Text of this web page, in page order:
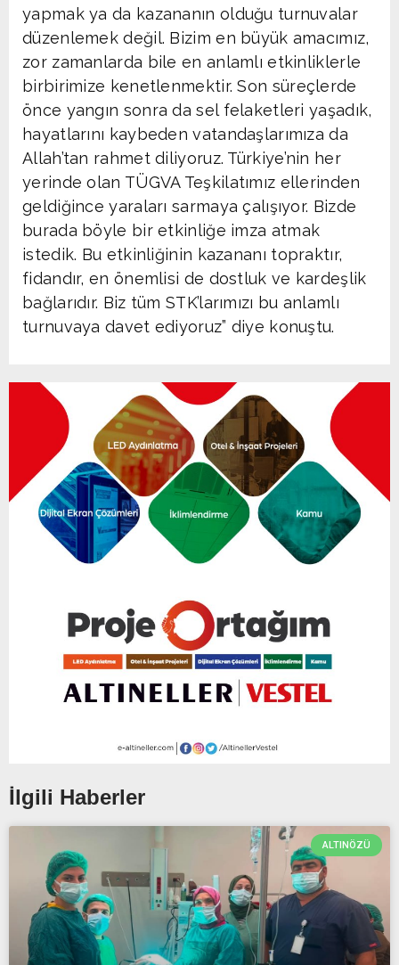
yapmak ya da kazananın olduğu turnuvalar
düzenlemek değil. Bizim en büyük amacımız,
zor zamanlarda bile en anlamlı etkinliklerle
birbirimize kenetlenmektir. Son süreçlerde
önce yangın sonra da sel felaketleri yaşadık,
hayatlarını kaybeden vatandaşlarımıza da
Allah’tan rahmet diliyoruz. Türkiye’nin her
yerinde olan TÜGVA Teşkilatımız ellerinden
geldiğince yaraları sarmaya çalışıyor. Bizde
burada böyle bir etkinliğe imza atmak
istedik. Bu etkinliğinin kazananı topraktır,
fidandır, en önemlisi de dostluk ve kardeşlik
bağlarıdır. Biz tüm STK’larımızı bu anlamlı
turnuvaya davet ediyoruz” diye konuştu.
İlgili Haberler
ALTINÖZÜ